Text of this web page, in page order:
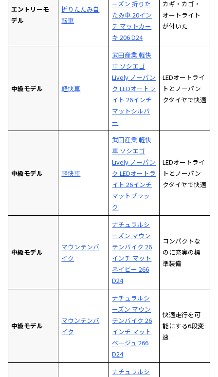
エントリーモ
デル
折りたたみ自
転車
ーズン 折りた
たみ車 20イン
チ マットカー
キ 206 D24
カギ・カゴ・
オートライト
が付いた
中級モデル 軽快車
武田産業 軽快
車 ソシエゴ
Lively ノーパン
ク LEDオートラ
イト 26インチ
マットシルバ
ー
LEDオートライ
トとノーパン
クタイヤで快適
中級モデル 軽快車
武田産業 軽快
車 ソシエゴ
Lively ノーパン
ク LEDオートラ
イト 26インチ
マットブラッ
ク
LEDオートライ
トとノーパン
クタイヤで快適
中級モデル
マウンテンバ
イク
ナチュラルシ
ーズン マウン
テンバイク 26
インチ マット
ネイビー 266
D24
コンパクトな
のに充実の標
準装備
中級モデル
マウンテンバ
イク
ナチュラルシ
ーズン マウン
テンバイク 26
インチ マット
ベージュ 266
D24
快適走行を可
能にする6段変
速
ナチュラルシ